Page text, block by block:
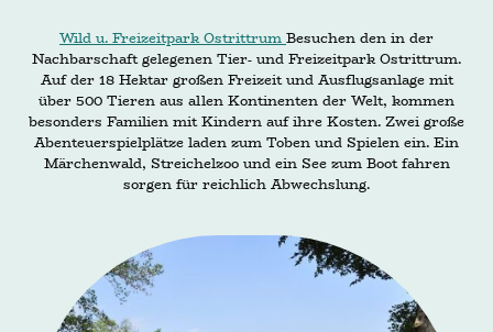
Wild u. Freizeitpark Ostrittrum Besuchen den in der
Nachbarschaft gelegenen Tier- und Freizeitpark Ostrittrum.
Auf der 18 Hektar großen Freizeit und Ausflugsanlage mit
über 500 Tieren aus allen Kontinenten der Welt, kommen
besonders Familien mit Kindern auf ihre Kosten. Zwei große
Abenteuerspielplätze laden zum Toben und Spielen ein. Ein
Märchenwald, Streichelzoo und ein See zum Boot fahren
sorgen für reichlich Abwechslung.